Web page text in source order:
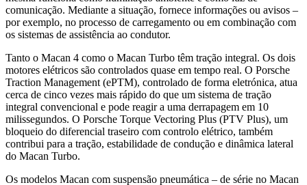
comunicação. Mediante a situação, fornece informações ou avisos –
por exemplo, no processo de carregamento ou em combinação com
os sistemas de assistência ao condutor.
Tanto o Macan 4 como o Macan Turbo têm tração integral. Os dois
motores elétricos são controlados quase em tempo real. O Porsche
Traction Management (ePTM), controlado de forma eletrónica, atua
cerca de cinco vezes mais rápido do que um sistema de tração
integral convencional e pode reagir a uma derrapagem em 10
milissegundos. O Porsche Torque Vectoring Plus (PTV Plus), um
bloqueio do diferencial traseiro com controlo elétrico, também
contribui para a tração, estabilidade de condução e dinâmica lateral
do Macan Turbo.
Os modelos Macan com suspensão pneumática – de série no Macan